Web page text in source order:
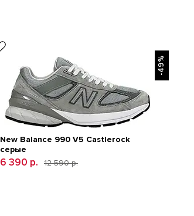
-49%
New Balance 990 V5 Castlerock
серые
6 390 р. 12 590 р.